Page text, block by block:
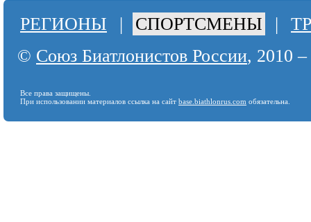
РЕГИОНЫ | СПОРТСМЕНЫ |
© Союз Биатлонистов России, 2010
Все права защищены.
При использовании материалов ссылка на сайт base.biathlonrus.com обязательна.